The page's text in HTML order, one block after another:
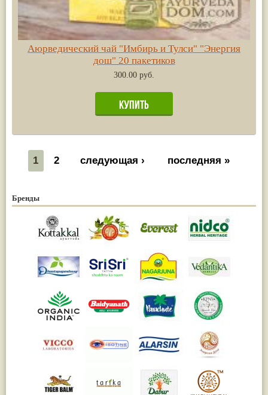
Аюрведический чай "Имбирь и Тулси" "Энергия
дош" 20 пакетиков
300.00 руб.
1 2 следующая › последняя »
Бренды